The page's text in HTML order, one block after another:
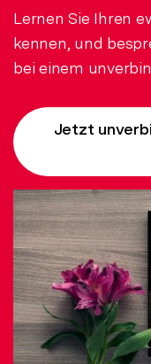
Lernen Sie Ihren
kennen, und
bei einem
Jetzt